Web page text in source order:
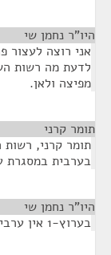
היו"ר נחמן שי
אני רוצה לעצור
לדעת מה רשות
מפיצה ולאן.
תומר קרני
תומר קרני, רשות
בערבית במסגרת ערוץ-33, זה
היו"ר נחמן שי
בערוץ-1 אין ערבית בכלל.